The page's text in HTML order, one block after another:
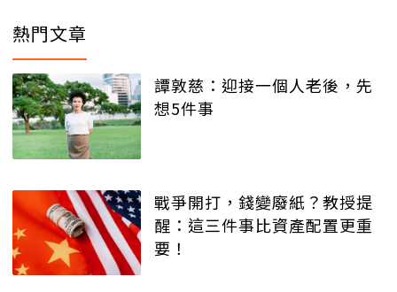
熱門文章
譚敦慈：迎接一個人老後，先
想5件事
戰爭開打，錢變廢紙？教授提
醒：這三件事比資產配置更重
要！